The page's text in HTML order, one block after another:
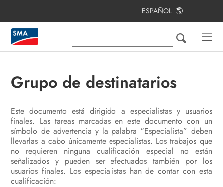
ESPAÑOL
Grupo de destinatarios
Este documento está dirigido a especialistas y usuarios
finales. Las tareas marcadas en este documento con un
símbolo de advertencia y la palabra “Especialista” deben
llevarlas a cabo únicamente especialistas. Los trabajos que
no requieren ninguna cualificación especial no están
señalizados y pueden ser efectuados también por los
usuarios finales. Los especialistas han de contar con esta
cualificación:
Índice
Indicaciones sobre este documento
Contenido de la entrega
Vista general del producto
Montaje
Conexión eléctrica
Puesta en marcha